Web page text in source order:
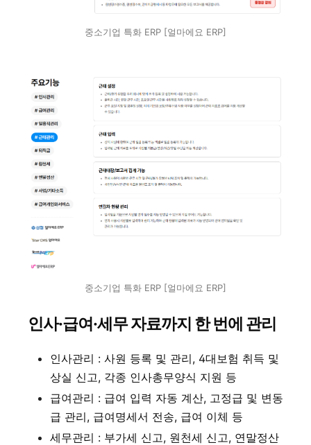
중소기업 특화 ERP [얼마에요 ERP]
중소기업 특화 ERP [얼마에요 ERP]
인사·급여·세무 자료까지 한 번에 관리
인사관리 : 사원 등록 및 관리, 4대보험 취득 및
상실 신고, 각종 인사총무양식 지원 등
급여관리 : 급여 입력 자동 계산, 고정급 및 변동
급 관리, 급여명세서 전송, 급여 이체 등
세무관리 : 부가세 신고, 원천세 신고, 연말정산